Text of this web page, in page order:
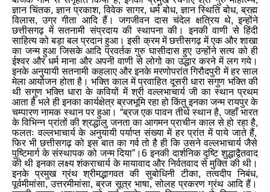
ज्ञान चिंतक, ज्ञान प्रकाश, विवेक सागर, धर्म बोध, ज्ञान स्थिति बोध, ब्रह्म
विलास, उग्र गीता आदि हैं। जगजीवन दास चंदेल क्षत्रिय थे, इन्होंने
छत्तीसगढ़ में सतनामी संप्रदाय की स्थापना की। इनकी वाणी से हिंदी
साहित्य को बड़ा बल प्रदान हुआ। इसी क्रम में छत्तीसगढ़ में एक और शाखा
का जन्म हुआ जिसके आदि प्रवर्तक गुरु घासीदास हुए उन्होंने सत्य को ही
ईश्वर और धर्म माना और अपनी वाणी से लोगो का उद्धार करने में लग गये।
इनके अनुयायी सतनामी कहलाए और इनके मरणोपरांत गिरौदपुरी में हर साल
मेला आयोजन होता है। भक्ति काल में प्रवाहित दूसरी धारा सगुण भक्ति की
थी सगुण भक्ति धारा के कवियों में श्री वल्लभाचार्य जी का स्थान प्रथम
आता है भले ही इनका कार्यक्षेत्र ब्रजभूमि रहा हो किंतु इनका जन्म रायपुर के
चम्पारण नामक स्थान पर हुआ। “ब्रज एक पावन तीर्थ स्थान है, जहाँ भारत
के विभिन्न प्रांतों की श्रद्धालु जनता का आगमन प्राचीन काल से हो रहा है,
फलतः वल्लभाचार्य के अनुयायी पर्याप्त संख्या में हर प्रांत में पाये जाते हैं,
फिर भी छत्तीसगढ़ को इस बात का गर्व तो है ही कि उसने वल्लभाचार्य जैसे
पुष्टिमार्ग के संस्थापक को जन्म दिया”।6 इनकी दार्शनिक दृष्टि शुद्धाद्वैतवाद
की थी इनका लक्ष्य शंकराचार्य के मायावाद और निर्वतवाद से मुक्ति की थी।
इनके प्रमुख ग्रंथ श्रीमद्भागवत की सुबोधिनी टीका, तत्वदीप निबंध,
पूर्वमीमांसा, उत्तरमीमांसा, ब्रज सूत्र भाषा, सोलह प्रकरण ग्रंथ आदि हैं।